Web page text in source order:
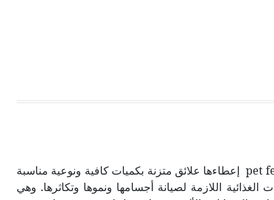
تعني تغذية الحيوانات المنزلية pet feeding إعطاءها علائق متزنة بكميات كافية ونوعية مناسبة
الغذائية اللازمة لصيانة أجسامها ونموها وتكاثرها. وهي